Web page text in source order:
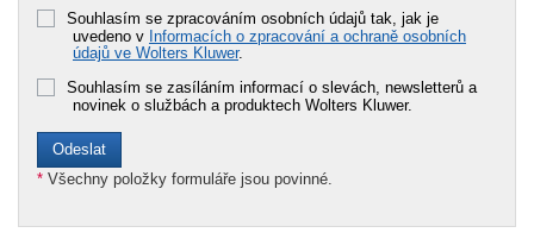
Souhlasím se zpracováním osobních údajů tak, jak je
uvedeno v Informacích o zpracování a ochraně osobních
údajů ve Wolters Kluwer.
Souhlasím se zasíláním informací o slevách, newsletterů a
novinek o službách a produktech Wolters Kluwer.
* Všechny položky formuláře jsou povinné.